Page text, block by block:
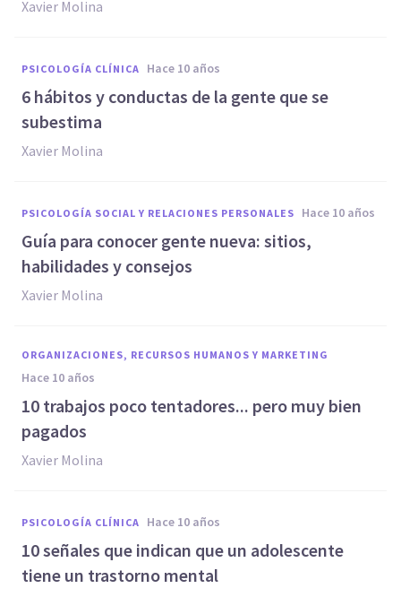
Xavier Molina
PSICOLOGÍA CLÍNICA hace 10 años
6 hábitos y conductas de la gente que se
subestima
Xavier Molina
PSICOLOGÍA SOCIAL Y RELACIONES PERSONALES hace 10 años
Guía para conocer gente nueva: sitios,
habilidades y consejos
Xavier Molina
ORGANIZACIONES, RECURSOS HUMANOS Y MARKETING
hace 10 años
10 trabajos poco tentadores... pero muy bien
pagados
Xavier Molina
PSICOLOGÍA CLÍNICA hace 10 años
10 señales que indican que un adolescente
tiene un trastorno mental